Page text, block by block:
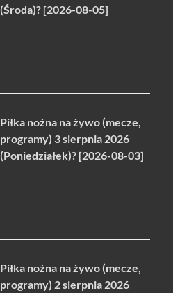
(Środa)? [2026-08-05]
Piłka nożna na żywo (mecze,
programy) 3 sierpnia 2026
(Poniedziałek)? [2026-08-03]
Piłka nożna na żywo (mecze,
programy) 2 sierpnia 2026